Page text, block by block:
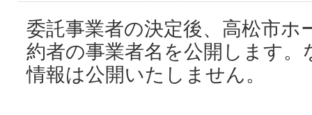
委託事業者の決定後、高松市
約者の事業者名を公開します
情報は公開いたしません。